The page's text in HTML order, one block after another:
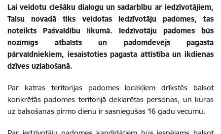
Lai veidotu ciešāku dialogu un sadarbību ar iedzīvotājiem,
Talsu novadā tiks veidotas Iedzīvotāju padomes, tas
noteikts Pašvaldību likumā. Iedzīvotāju padomes būs
nozīmīgs atbalsts un padomdevējs pagasta
pārvaldniekiem, iesaistoties pagasta attīstība un ikdienas
dzīves uzlabošanā.
Par katras teritorijas padomes locekļiem drīkstēs balsot
konkrētās padomes teritorijā deklarētas personas, un kuras
uz balsošanas pirmo dienu ir sasniegušas 16 gadu vecumu.